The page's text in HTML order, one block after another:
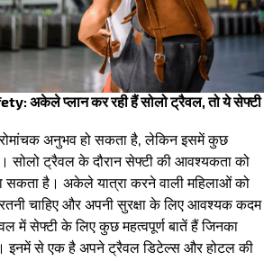
अकेले प्लान कर रही हैं सोलो ट्रैवल, तो ये सेफ्टी
अनुभव हो सकता है, लेकिन इसमें कुछ
सोलो ट्रैवल के दौरान सेफ्टी की आवश्यकता को
सकता है। अकेले यात्रा करने वाली महिलाओं को
चाहिए और अपनी सुरक्षा के लिए आवश्यक कदम
में सेफ्टी के लिए कुछ महत्वपूर्ण बातें हैं जिनका
इनमें से एक है अपने ट्रैवल डिटेल्स और होटल की